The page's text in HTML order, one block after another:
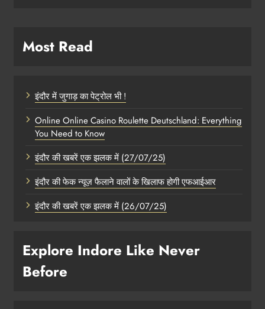
Most Read
इंदौर में जुगाड़ का पेट्रोल भी !
Online Online Casino Roulette Deutschland: Everything
You Need to Know
इंदौर की खबरें एक झलक में (27/07/25)
इंदौर की फेक न्यूज़ फैलाने वालों के खिलाफ होगी एफआईआर
इंदौर की खबरें एक झलक में (26/07/25)
Explore Indore Like Never
Before